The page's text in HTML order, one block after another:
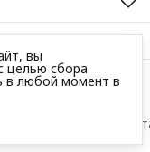
дом 65, стр. 3
Правила
вы
целью сбора
в любой момент в